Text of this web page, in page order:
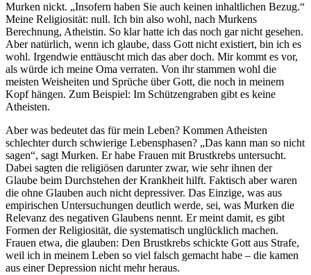
Murken nickt. „Insofern haben Sie auch keinen inhaltlichen Bezug.“
Meine Religiosität: null. Ich bin also wohl, nach Murkens
Berechnung, Atheistin. So klar hatte ich das noch gar nicht gesehen.
Aber natürlich, wenn ich glaube, dass Gott nicht existiert, bin ich es
wohl. Irgendwie enttäuscht mich das aber doch. Mir kommt es vor,
als würde ich meine Oma verraten. Von ihr stammen wohl die
meisten Weisheiten und Sprüche über Gott, die noch in meinem
Kopf hängen. Zum Beispiel: Im Schützengraben gibt es keine
Atheisten.
Aber was bedeutet das für mein Leben? Kommen Atheisten
schlechter durch schwierige Lebensphasen? „Das kann man so nicht
sagen“, sagt Murken. Er habe Frauen mit Brustkrebs untersucht.
Dabei sagten die religiösen darunter zwar, wie sehr ihnen der
Glaube beim Durchstehen der Krankheit hilft. Faktisch aber waren
die ohne Glauben auch nicht depressiver. Das Einzige, was aus
empirischen Untersuchungen deutlich werde, sei, was Murken die
Relevanz des negativen Glaubens nennt. Er meint damit, es gibt
Formen der Religiosität, die systematisch unglücklich machen.
Frauen etwa, die glauben: Den Brustkrebs schickte Gott aus Strafe,
weil ich in meinem Leben so viel falsch gemacht habe – die kamen
aus einer Depression nicht mehr heraus.